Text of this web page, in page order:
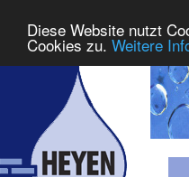
Diese Website nutzt
Cookies zu. Weitere